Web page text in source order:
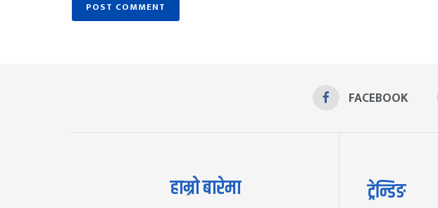
FACEBOOK
हाम्रो बारेमा ट्रेन्डिङ